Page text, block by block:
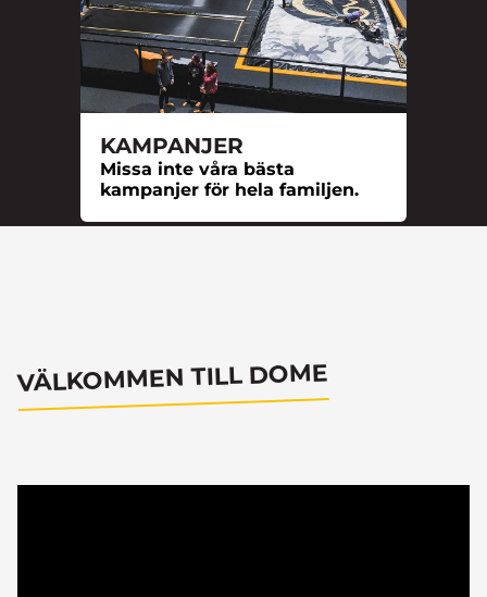
KAMPANJER
Missa inte våra bästa
kampanjer för hela familjen.
VÄLKOMMEN TILL DOME